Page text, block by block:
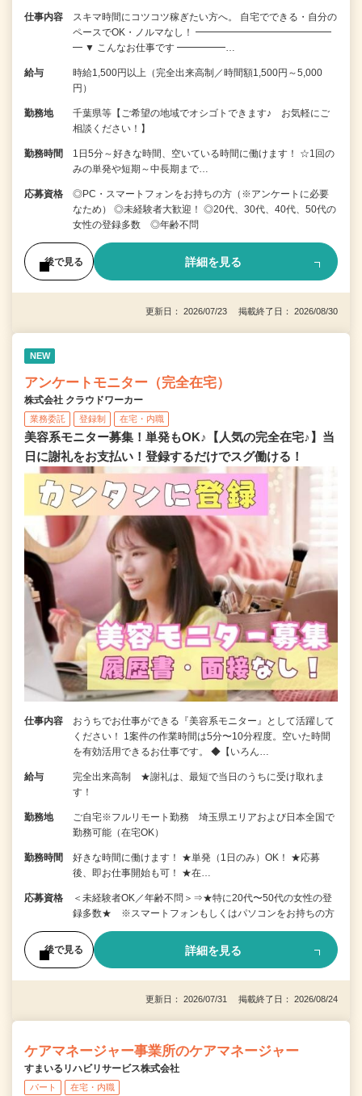
仕事内容
スキマ時間にコツコツ稼ぎたい方へ。 自宅でできる・自分の
ペースでOK・ノルマなし！ ━━━━━━━━━━━━━━
━ ▼ こんなお仕事です ━━━━━…
給与
時給1,500円以上（完全出来高制／時間額1,500円～5,000
円）
勤務地
千葉県等【ご希望の地域でオシゴトできます♪ お気軽にご
相談ください！】
勤務時間
1日5分～好きな時間、空いている時間に働けます！ ☆1回の
みの単発や短期～中長期まで…
応募資格
◎PC・スマートフォンをお持ちの方（※アンケートに必要
なため） ◎未経験者大歓迎！ ◎20代、30代、40代、50代の
女性の登録多数 ◎年齢不問
後で見る 詳細を見る
更新日： 2026/07/23 掲載終了日： 2026/08/30
NEW
アンケートモニター（完全在宅）
株式会社 クラウドワーカー
業務委託 登録制 在宅・内職
美容系モニター募集！単発もOK♪【人気の完全在宅♪】当
日に謝礼をお支払い！登録するだけでスグ働ける！
仕事内容
おうちでお仕事ができる『美容系モニター』として活躍して
ください！ 1案件の作業時間は5分〜10分程度。空いた時間
を有効活用できるお仕事です。 ◆【いろん…
給与
完全出来高制 ★謝礼は、最短で当日のうちに受け取れま
す！
勤務地
ご自宅※フルリモート勤務 埼玉県エリアおよび日本全国で
勤務可能（在宅OK）
勤務時間
好きな時間に働けます！ ★単発（1日のみ）OK！ ★応募
後、即お仕事開始も可！ ★在…
応募資格
＜未経験者OK／年齢不問＞⇒★特に20代〜50代の女性の登
録多数★ ※スマートフォンもしくはパソコンをお持ちの方
後で見る 詳細を見る
更新日： 2026/07/31 掲載終了日： 2026/08/24
ケアマネージャー事業所のケアマネージャー
すまいるリハビリサービス株式会社
パート 在宅・内職